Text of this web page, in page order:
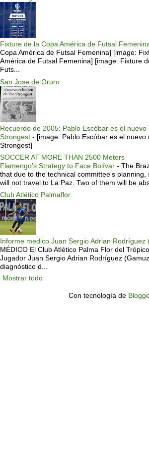
Fixture de la Copa América de Futsal
Copa América de Futsal Femenina] [image:
América de Futsal Femenina] [image: Fixture
Futs...
San Jose de Oruro
Recuerdo de 2005: Pablo Escóbar es el
Strongest - [image: Pablo Escóbar es el
Strongest]
SOCCER AT MORE THAN 2500 Meters
Flamengo's Strategy to Face Bolívar - The
that due to the technical committee's planning,
will not travel to La Paz. Two of them will be
Club Atlético Palmaflor
Informe medico Juan Sergio Adrian Rodríguez
MÉDICO El Club Atlético Palma Flor del
Jugador Juan Sergio Adrian Rodríguez
diagnóstico d...
Mostrar todo
Con tecnología de